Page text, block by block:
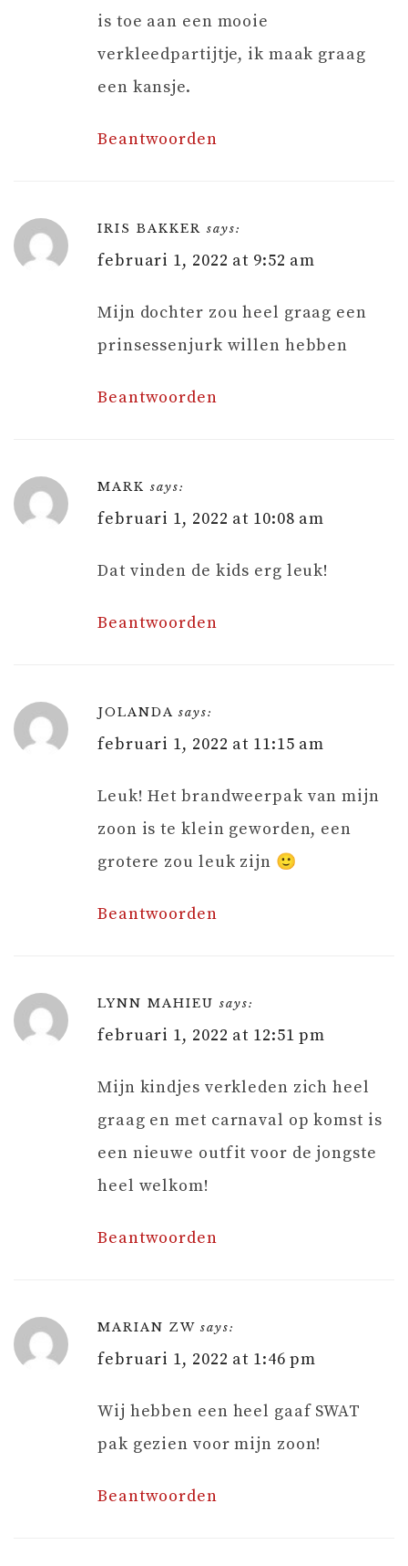
is toe aan een mooie
verkleedpartijtje, ik maak graag
een kansje.
Beantwoorden
IRIS BAKKER says:
februari 1, 2022 at 9:52 am
Mijn dochter zou heel graag een
prinsessenjurk willen hebben
Beantwoorden
MARK says:
februari 1, 2022 at 10:08 am
Dat vinden de kids erg leuk!
Beantwoorden
JOLANDA says:
februari 1, 2022 at 11:15 am
Leuk! Het brandweerpak van mijn
zoon is te klein geworden, een
grotere zou leuk zijn 🙂
Beantwoorden
LYNN MAHIEU says:
februari 1, 2022 at 12:51 pm
Mijn kindjes verkleden zich heel
graag en met carnaval op komst is
een nieuwe outfit voor de jongste
heel welkom!
Beantwoorden
MARIAN ZW says:
februari 1, 2022 at 1:46 pm
Wij hebben een heel gaaf SWAT
pak gezien voor mijn zoon!
Beantwoorden